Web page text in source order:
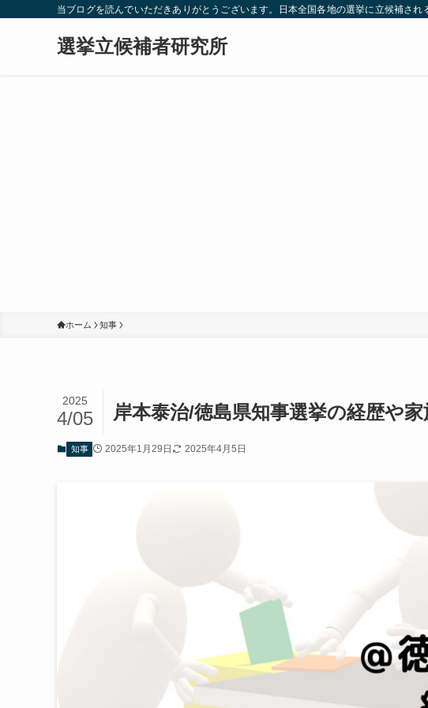
当ブログを読んでいただきありがとうございます。日本全国各地の選挙に立候補され
選挙立候補者研究所
ホーム 知事
岸本泰治/徳島県知事選挙の経歴や
2025
4/05
知事 2025年1月29日 2025年4月5日